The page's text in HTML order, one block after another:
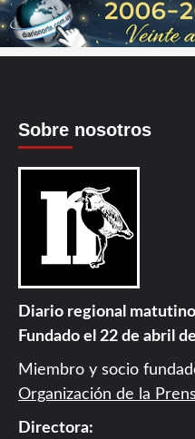
Sobre nosotros
Diario regional
Fundado el 22 de abril
Miembro y socio
Organización de la
Directora: